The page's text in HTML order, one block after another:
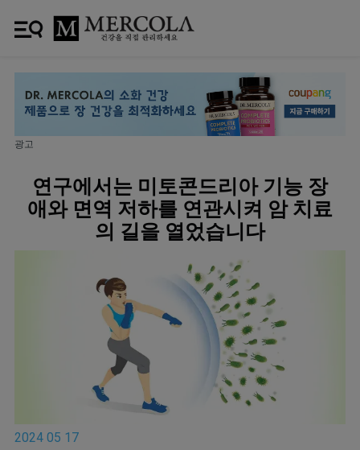
광고
연구에서는 미토콘드리아 기능 장
애와 면역 저하를 연관시켜 암 치료
의 길을 열었습니다
2024 05 17